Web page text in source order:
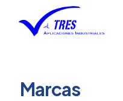
Marcas